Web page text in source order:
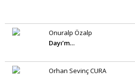
Onuralp Özalp
Dayı’m…
Orhan Sevinç CURA